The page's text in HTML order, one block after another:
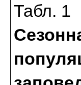
Табл. 1